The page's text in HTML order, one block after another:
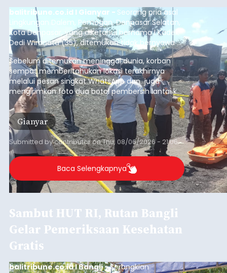
balitribune.co.id I Gianyar - Seorang pria asal
Lingkungan Dalem, Pemogan, Denpasar Selatan,
Kota Denpasar, yang diketahui bernama I Kadek
Dedi Wiranata (35), ditemukan tidak bernyawa di
pesisir Pantai Purnama, Sukawati.
Sebelum ditemukan meninggal dunia, korban
sempat memberitahukan lokasi terakhirnya
melalui pesan singkat WhatsApp dan juga
mengirimkan foto dua botol pembersih lantai ke
istrinya.
Gianyar
Submitted bycontributoronThu, 08/06/2026 - 21:06
Baca Selengkapnya
Sambut HUT RI, Rutan Bangli
Gelar Pemeriksaan Kesehatan
Gratis
balitribune.co.id I Bangli -Serangkian